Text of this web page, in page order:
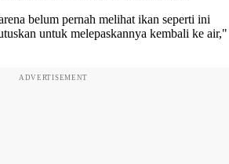
belum pernah melihat ikan seperti ini
untuk melepaskannya kembali ke air,"
ADVERTISEMENT